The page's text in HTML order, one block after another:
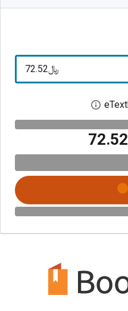
﷼‎72.52
افتح مربع حوار